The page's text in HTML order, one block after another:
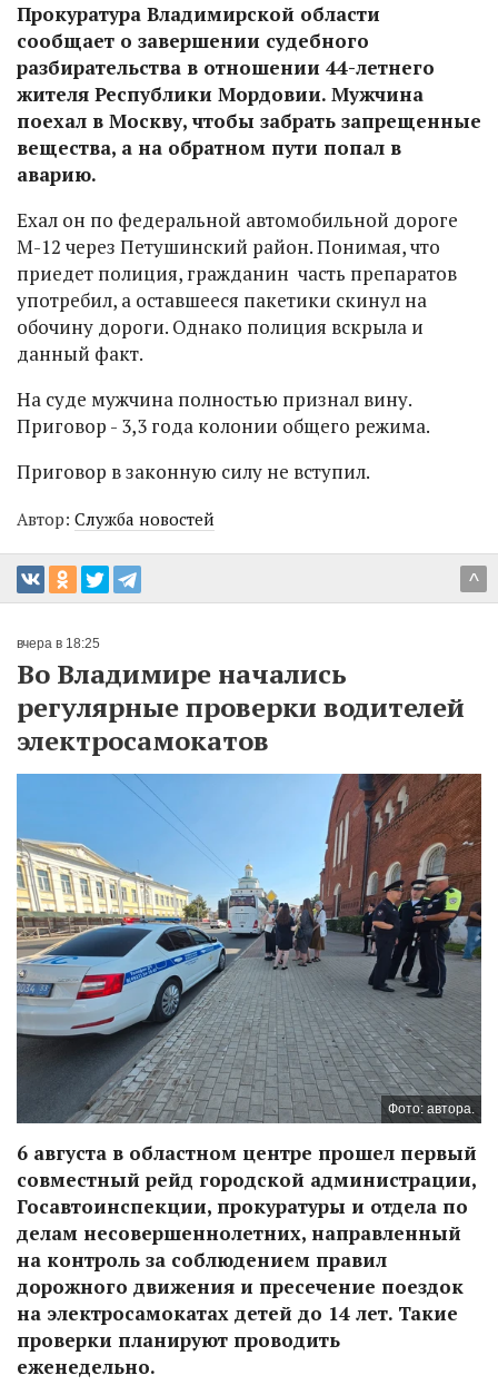
Прокуратура Владимирской области
сообщает о завершении судебного
разбирательства в отношении 44-летнего
жителя Республики Мордовии. Мужчина
поехал в Москву, чтобы забрать запрещенные
вещества, а на обратном пути попал в
аварию.
Ехал он по федеральной автомобильной дороге
М-12 через Петушинский район. Понимая, что
приедет полиция, гражданин часть препаратов
употребил, а оставшееся пакетики скинул на
обочину дороги. Однако полиция вскрыла и
данный факт.
На суде мужчина полностью признал вину.
Приговор - 3,3 года колонии общего режима.
Приговор в законную силу не вступил.
Автор: Служба новостей
^
вчера в 18:25
Во Владимире начались
регулярные проверки водителей
электросамокатов
Фото: автора.
6 августа в областном центре прошел первый
совместный рейд городской администрации,
Госавтоинспекции, прокуратуры и отдела по
делам несовершеннолетних, направленный
на контроль за соблюдением правил
дорожного движения и пресечение поездок
на электросамокатах детей до 14 лет. Такие
проверки планируют проводить
еженедельно.